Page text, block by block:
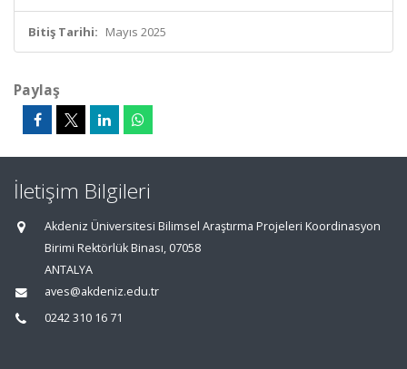
Bitiş Tarihi: Mayıs 2025
Paylaş
İletişim Bilgileri
Akdeniz Üniversitesi Bilimsel Araştırma Projeleri Koordinasyon
Birimi Rektörlük Binası, 07058
ANTALYA
aves@akdeniz.edu.tr
0242 310 16 71